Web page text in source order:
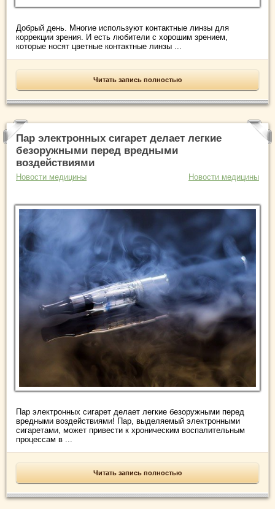
Добрый день. Многие используют контактные линзы для
коррекции зрения. И есть любители с хорошим зрением,
которые носят цветные контактные линзы ...
Читать запись полностью
Пар электронных сигарет делает легкие
безоружными перед вредными
воздействиями
Новости медицины Новости медицины
Пар электронных сигарет делает легкие безоружными перед
вредными воздействиями! Пар, выделяемый электронными
сигаретами, может привести к хроническим воспалительным
процессам в ...
Читать запись полностью